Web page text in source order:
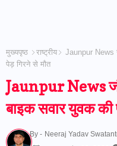
मुख्यपृष्ठ राष्ट्रीय
Jaunpur News
पेड़ गिरने से मौत
Jaunpur News
बाइक सवार युवक की
By - Neeraj Yadav